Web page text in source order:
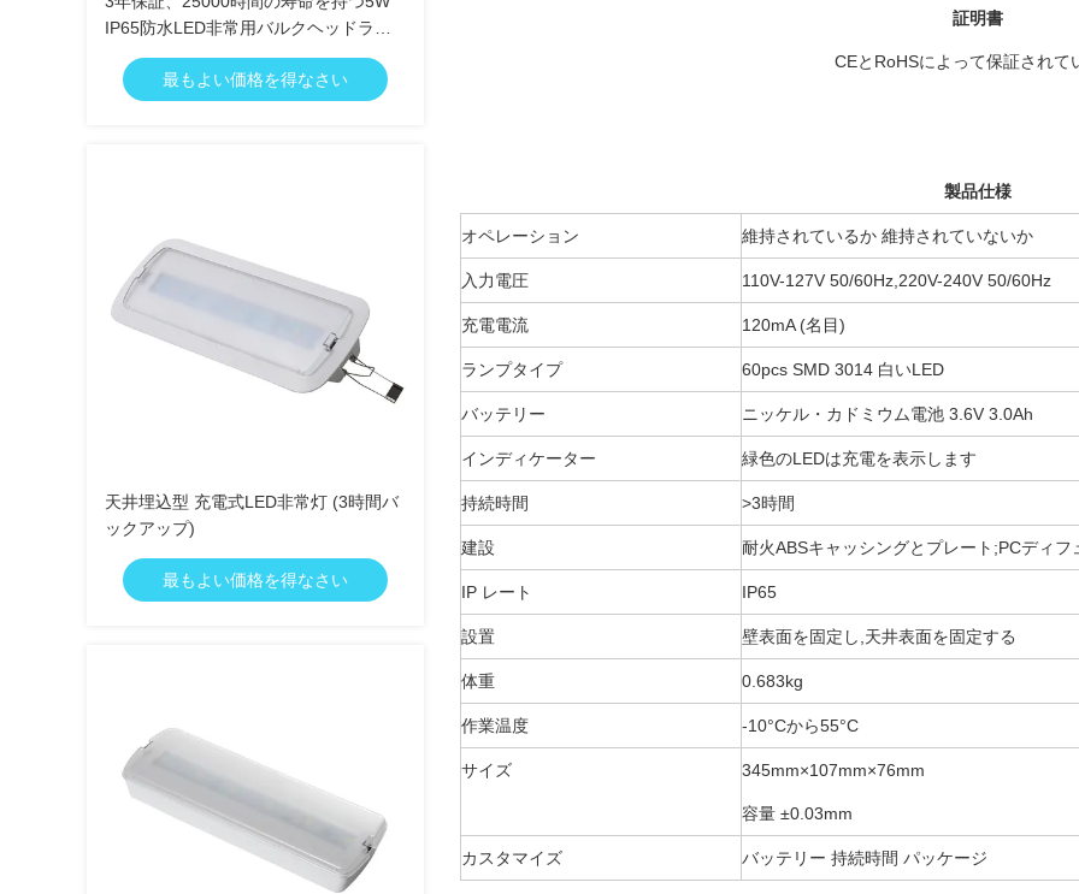
IP65防水LED非常用バルクヘッドライ
最もよい価格を得なさい
天井埋込型 充電式LED非常灯 (3時間バ
ックアップ)
最もよい価格を得なさい
証明書
CEとRoHSによって保証されて
製品仕様
オペレーション 維持されているか 維持されていないか
入力電圧 110V-127V 50/60Hz,220V-240V 50/60Hz
充電電流 120mA (名目)
ランプタイプ 60pcs SMD 3014 白いLED
バッテリー ニッケル・カドミウム電池 3.6V 3.0Ah
インディケーター 緑色のLEDは充電を表示します
持続時間 >3時間
建設 耐火ABSキャッシングとプレート;PCディフ
IP レート IP65
設置 壁表面を固定し,天井表面を固定する
体重 0.683kg
作業温度 -10°Cから55°C
サイズ 345mm×107mm×76mm
容量 ±0.03mm
カスタマイズ バッテリー 持続時間 パッケージ